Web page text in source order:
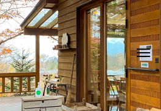
in
public_html/travel.yamatohito.jp/wp-
on line 535